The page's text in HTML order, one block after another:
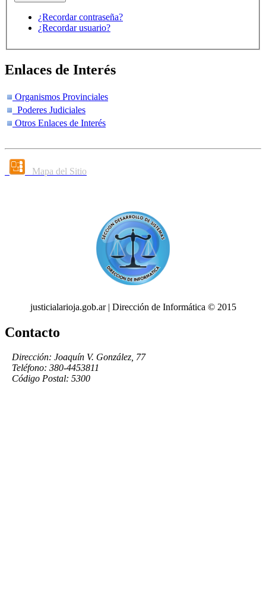
¿Recordar contraseña?
¿Recordar usuario?
Enlaces de Interés
Organismos Provinciales
Poderes Judiciales
Otros Enlaces de Interés
Mapa del Sitio
justicialarioja.gob.ar | Dirección de Informática © 2015
Contacto
Dirección: Joaquín V. González, 77
Teléfono: 380-4453811
Código Postal: 5300